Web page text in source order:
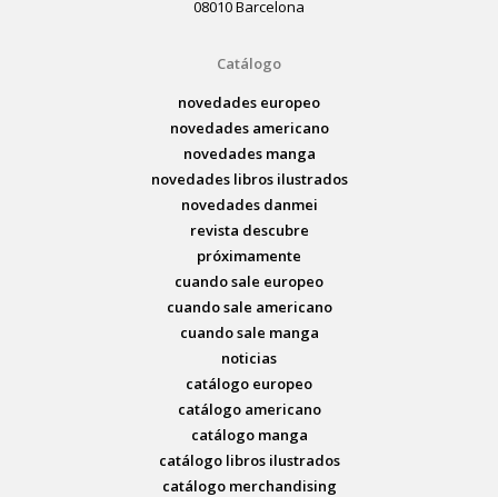
08010 Barcelona
Catálogo
novedades europeo
novedades americano
novedades manga
novedades libros ilustrados
novedades danmei
revista descubre
próximamente
cuando sale europeo
cuando sale americano
cuando sale manga
noticias
catálogo europeo
catálogo americano
catálogo manga
catálogo libros ilustrados
catálogo merchandising